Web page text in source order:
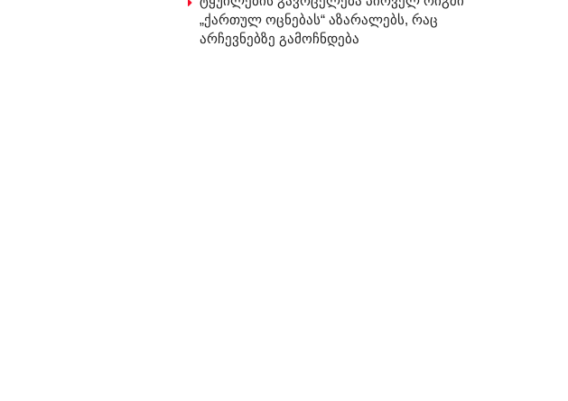
„ქართულ ოცნებას“ აზარალებს, რაც
არჩევნებზე გამოჩნდება